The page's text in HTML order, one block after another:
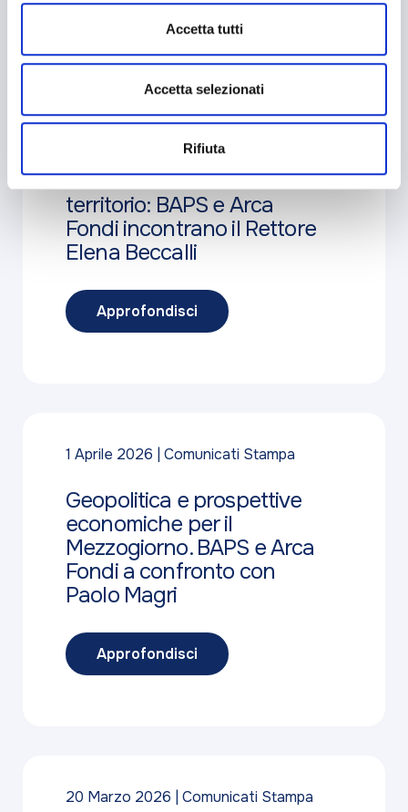
attivi).
Accetta tutti
Accetta selezionati
Rifiuta
2 Aprile 2026 Comunicati Stampa
Il futuro del sistema
bancario tra etica e
territorio: BAPS e Arca
Fondi incontrano il Rettore
Elena Beccalli
Approfondisci
1 Aprile 2026 Comunicati Stampa
Geopolitica e prospettive
economiche per il
Mezzogiorno. BAPS e Arca
Fondi a confronto con
Paolo Magri
Approfondisci
20 Marzo 2026 Comunicati Stampa